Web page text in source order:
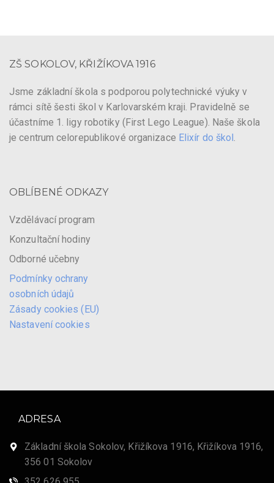
ZŠ SOKOLOV, KŘIŽÍKOVA 1916
Jsme základní škola s podporou polytechnické výuky v
rámci sítě šesti škol v Karlovarském kraji. Pravidelně se
účastníme 1. ligy robotiky (First Lego League). Naše škola
je centrum celorepublikové organizace Elixír do škol .
OBLÍBENÉ ODKAZY
Vzdělávací program
Konzultační hodiny
Odborné učebny
Podmínky ochrany
osobních údajů
Zásady cookies (EU)
Nastavení cookies
ADRESA
Základní škola Sokolov, Křižíkova 1916, Křižíkova 1916,
356 01 Sokolov